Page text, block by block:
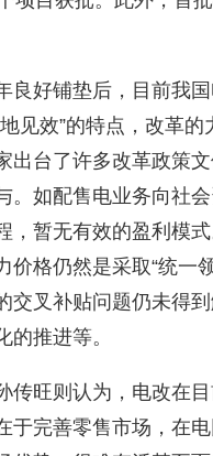
良好铺垫后，目前我
见效”的特点，改革
出台了许多改革政策
。如配售电业务向社
，暂无有效的盈利模
格仍然是采取“统一
交叉补贴问题仍未得
推进等。
传旺则认为，电改在
于完善零售市场，在